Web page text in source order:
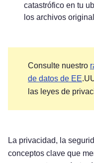
catastrófico en tu
los archivos
Consulte nuestro
de datos de EE
las leyes de
La privacidad, la
conceptos clave que